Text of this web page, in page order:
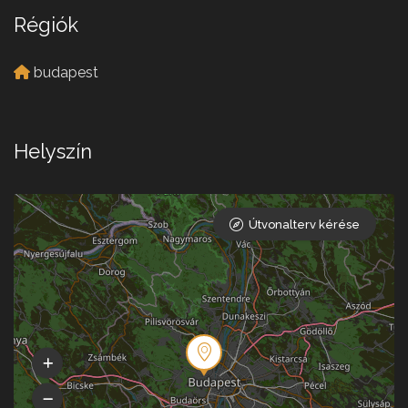
Régiók
budapest
Helyszín
Útvonalterv kérése